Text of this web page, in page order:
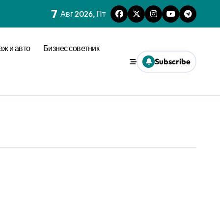
7 Авг 2026, Пт
и авто Бизнес советник
Subscribe